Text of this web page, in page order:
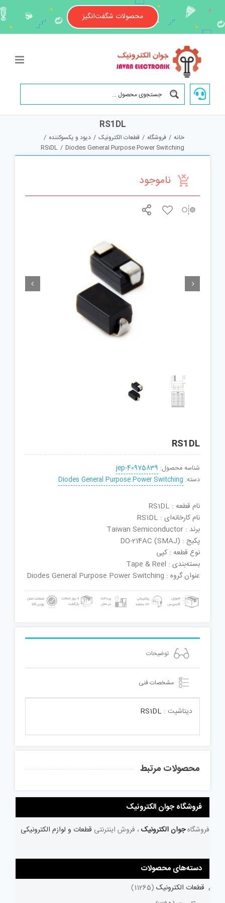
content
محصولات شگفت‌انگیز
RS1DL
خانه / فروشگاه / قطعات الکترونیک / دیود و یکسوکننده /
Diodes General Purpose Power Switching
/
RS1DL
ناموجود
 
RS1DL
شناسه محصول: jep-40975839
دسته: Diodes General Purpose Power Switching
نام قطعه : RS1DL
نام کارخانه‌ای : RS1DL
برند : Taiwan Semiconductor
پکیج : DO-214AC (SMAJ)
نوع قطعه : کپی
بسته‌بندی : Tape & Reel
عنوان گروه : Diodes General Purpose Power Switching
توضیحات
مشخصات فنی
دیتاشیت : RS1DL
محصولات مرتبط
فروشگاه جوان الکترونیک
فروشگاهجوان الکترونیک ، فروش اینترنتی قطعات و لوازم الکترونیکی
دسته‌های محصولات
قطعات الکترونیک (11265)